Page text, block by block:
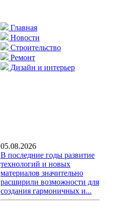
Главная
Новости
Строительство
Ремонт
Дизайн и интерьер
05.08.2026
В последние годы развитие
технологий и новых
материалов значительно
расширили возможности для
создания гармоничных и...